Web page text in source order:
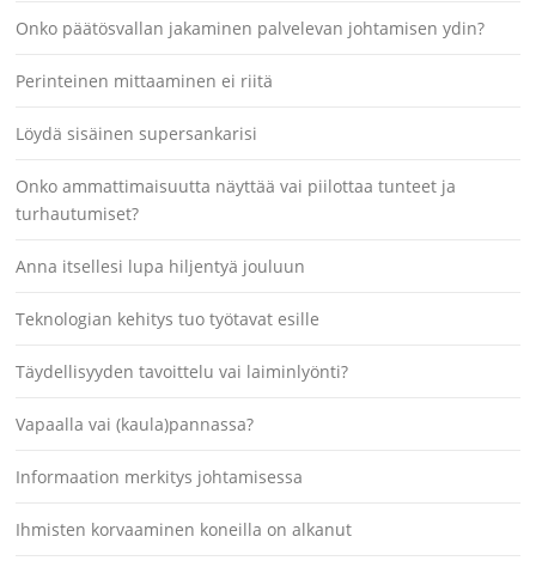
Onko päätösvallan jakaminen palvelevan johtamisen ydin?
Perinteinen mittaaminen ei riitä
Löydä sisäinen supersankarisi
Onko ammattimaisuutta näyttää vai piilottaa tunteet ja
turhautumiset?
Anna itsellesi lupa hiljentyä jouluun
Teknologian kehitys tuo työtavat esille
Täydellisyyden tavoittelu vai laiminlyönti?
Vapaalla vai (kaula)pannassa?
Informaation merkitys johtamisessa
Ihmisten korvaaminen koneilla on alkanut